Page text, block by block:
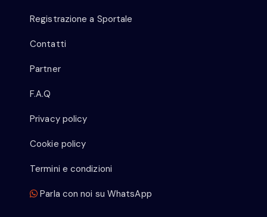
Registrazione a Sportale
Contatti
Partner
F.A.Q
Privacy policy
Cookie policy
Termini e condizioni
Parla con noi su WhatsApp